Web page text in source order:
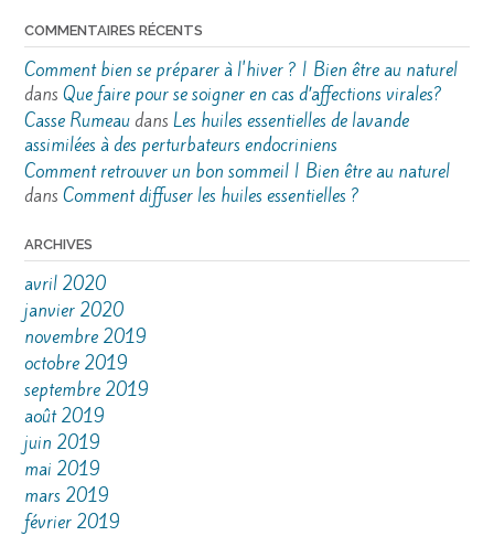
COMMENTAIRES RÉCENTS
Comment bien se préparer à l'hiver ? | Bien être au naturel
dans Que faire pour se soigner en cas d’affections virales?
Casse Rumeaudans Les huiles essentielles de lavande
assimilées à des perturbateurs endocriniens
Comment retrouver un bon sommeil | Bien être au naturel
dans Comment diffuser les huiles essentielles ?
ARCHIVES
avril 2020
janvier 2020
novembre 2019
octobre 2019
septembre 2019
août 2019
juin 2019
mai 2019
mars 2019
février 2019